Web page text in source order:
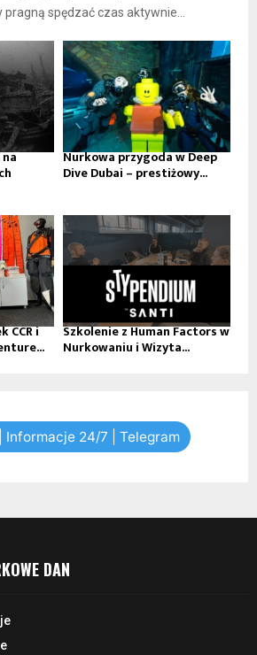
spędzać czas aktywnie...
Nurkowa przygoda w Deep
Dive Dubai – prestiżowy...
CCR i Szkolenie z Human Factors w
Nurkowaniu i Wizyta...
Informacje 24/7 | Telegram
DAN